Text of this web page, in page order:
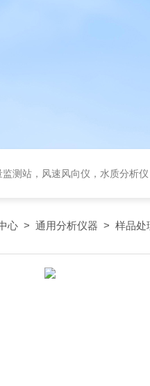
监测站，风速风向仪，水质分析
心 > 通用分析仪器 > 样品处